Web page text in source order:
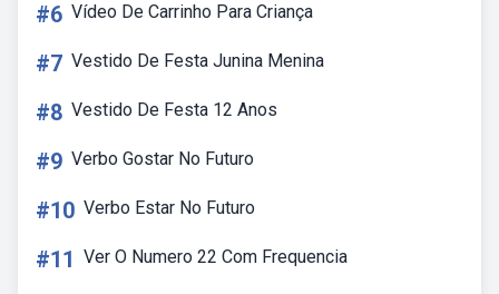
#6 Vídeo De Carrinho Para Criança
#7 Vestido De Festa Junina Menina
#8 Vestido De Festa 12 Anos
#9 Verbo Gostar No Futuro
#10 Verbo Estar No Futuro
#11 Ver O Numero 22 Com Frequencia